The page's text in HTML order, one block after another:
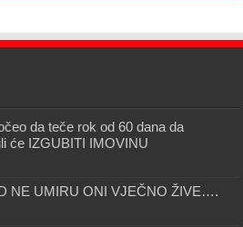
da teče rok od 60 dana da
će IZGUBITI IMOVINU
NE UMIRU ONI VJEČNO ŽIVE….